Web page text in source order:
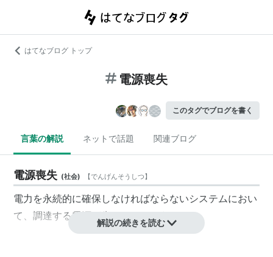
はてなブログ トップ
電源喪失
このタグでブログを書く
言葉の解説 ネットで話題 関連ブログ
電源喪失 (社会) 【でんげんそうしつ】
電力を永続的に確保しなければならないシステムにおい
て、調達する電源が失われてしまうこと
解説の続きを読む